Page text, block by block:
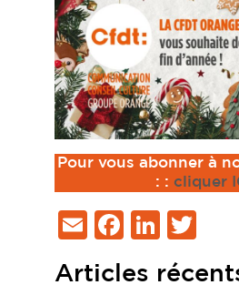
Pour vous abonner à
: : cliquer
EmailFacebook
Articles